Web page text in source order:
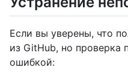
Если вы уверены, что
из GitHub, но проверка
ошибкой: